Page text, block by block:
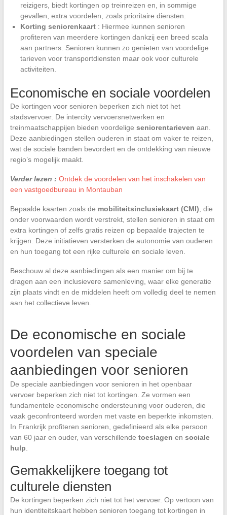
reizigers, biedt kortingen op treinreizen en, in sommige
gevallen, extra voordelen, zoals prioritaire diensten.
Korting seniorenkaart: Hiermee kunnen senioren
profiteren van meerdere kortingen dankzij een breed scala
aan partners. Senioren kunnen zo genieten van voordelige
tarieven voor transportdiensten maar ook voor culturele
activiteiten.
Economische en sociale voordelen
De kortingen voor senioren beperken zich niet tot het
stadsvervoer. De intercity vervoersnetwerken en
treinmaatschappijen bieden voordelige seniorentarieven aan.
Deze aanbiedingen stellen ouderen in staat om vaker te reizen,
wat de sociale banden bevordert en de ontdekking van nieuwe
regio’s mogelijk maakt.
Verder lezen : Ontdek de voordelen van het inschakelen van
een vastgoedbureau in Montauban
Bepaalde kaarten zoals de mobiliteitsinclusiekaart (CMI) , die
onder voorwaarden wordt verstrekt, stellen senioren in staat om
extra kortingen of zelfs gratis reizen op bepaalde trajecten te
krijgen. Deze initiatieven versterken de autonomie van ouderen
en hun toegang tot een rijke culturele en sociale leven.
Beschouw al deze aanbiedingen als een manier om bij te
dragen aan een inclusievere samenleving, waar elke generatie
zijn plaats vindt en de middelen heeft om volledig deel te nemen
aan het collectieve leven.
De economische en sociale
voordelen van speciale
aanbiedingen voor senioren
De speciale aanbiedingen voor senioren in het openbaar
vervoer beperken zich niet tot kortingen. Ze vormen een
fundamentele economische ondersteuning voor ouderen, die
vaak geconfronteerd worden met vaste en beperkte inkomsten.
In Frankrijk profiteren senioren, gedefinieerd als elke persoon
van 60 jaar en ouder, van verschillende toeslagen en sociale
hulp
Gemakkelijkere toegang tot
culturele diensten
De kortingen beperken zich niet tot het vervoer. Op vertoon van
hun identiteitskaart hebben senioren toegang tot kortingen in